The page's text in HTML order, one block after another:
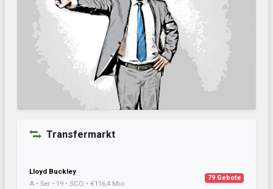
Transfermarkt
Lloyd Buckley
A • 5er • 19 • SCO • €116,4 Mio
79 Gebote